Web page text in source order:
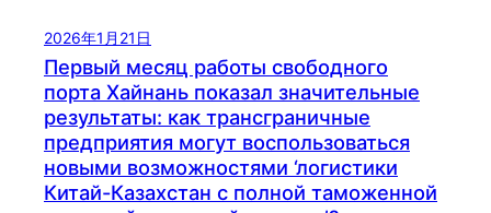
2026年1月21日
Первый месяц работы свободного
порта Хайнань показал значительные
результаты: как трансграничные
предприятия могут воспользоваться
новыми возможностями ‘логистики
Китай-Казахстан с полной таможенной